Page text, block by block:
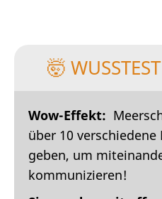
🤯
Wow-Effekt:
über 10 verschiedene
geben, um
kommunizieren!